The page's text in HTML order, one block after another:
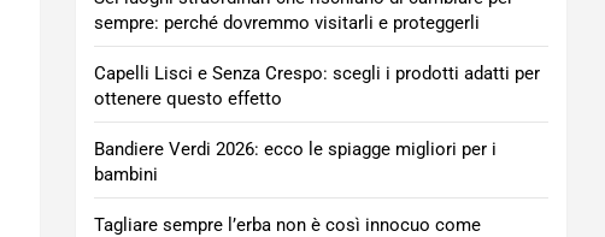
sempre: perché dovremmo visitarli e proteggerli
Capelli Lisci e Senza Crespo: scegli i prodotti adatti per
ottenere questo effetto
Bandiere Verdi 2026: ecco le spiagge migliori per i
bambini
Tagliare sempre l’erba non è così innocuo come